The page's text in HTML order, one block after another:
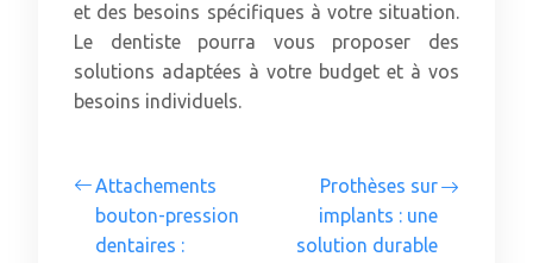
et des besoins spécifiques à votre situation.
Le dentiste pourra vous proposer des
solutions adaptées à votre budget et à vos
besoins individuels.
Attachements
bouton-pression
dentaires :
Prothèses sur
implants : une
solution durable